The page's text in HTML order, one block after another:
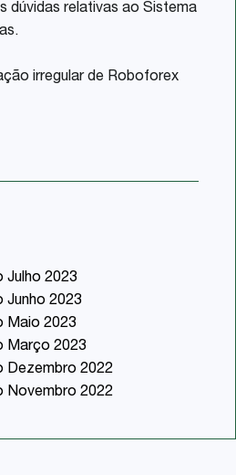
dúvidas relativas ao Sistema
irregular de Roboforex
Julho 2023
Junho 2023
Maio 2023
Março 2023
Dezembro 2022
Novembro 2022